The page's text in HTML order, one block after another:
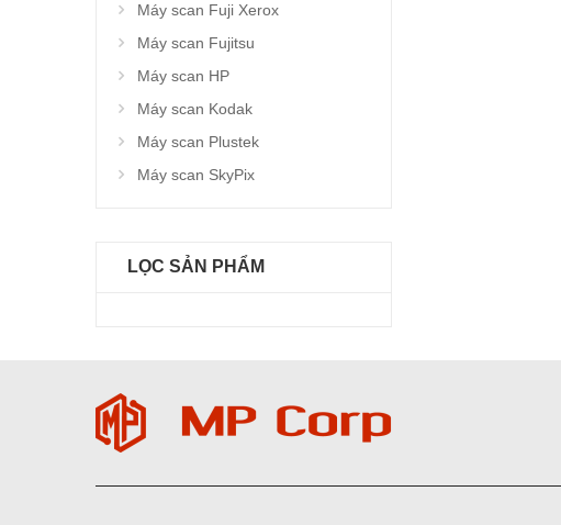
Máy scan Fuji Xerox
Máy scan Fujitsu
Máy scan HP
Máy scan Kodak
Máy scan Plustek
Máy scan SkyPix
LỌC SẢN PHẨM